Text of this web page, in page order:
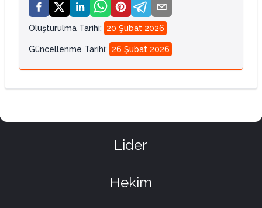
Oluşturulma Tarihi: 20 Şubat 2026
Güncellenme Tarihi: 26 Şubat 2026
Lider
Hekim